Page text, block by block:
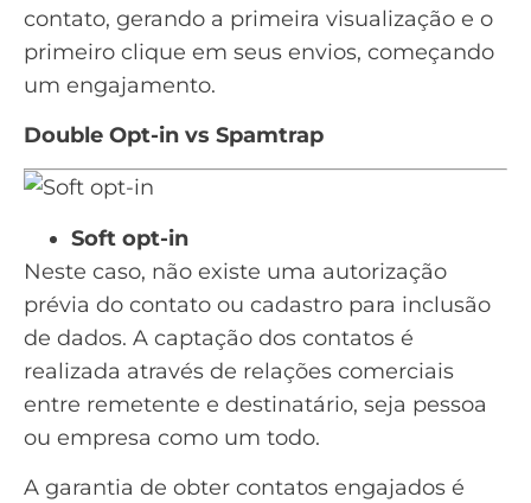
contato, gerando a primeira visualização e o
primeiro clique em seus envios, começando
um engajamento.
Double Opt-in vs Spamtrap
Soft opt-in
Neste caso, não existe uma autorização
prévia do contato ou cadastro para inclusão
de dados. A captação dos contatos é
realizada através de relações comerciais
entre remetente e destinatário, seja pessoa
ou empresa como um todo.
A garantia de obter contatos engajados é